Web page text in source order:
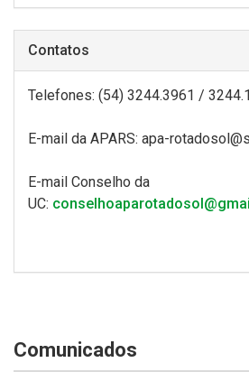
Contatos
Telefones: (54) 3244.3961 /
E-mail da APARS: apa-
E-mail Conselho da
UC:
Comunicados